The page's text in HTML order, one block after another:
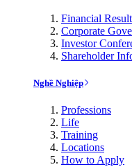
Financial
Corporate
Investor
Shareholder
Nghề Nghiệp
Professions
Life
Training
Locations
How to Apply